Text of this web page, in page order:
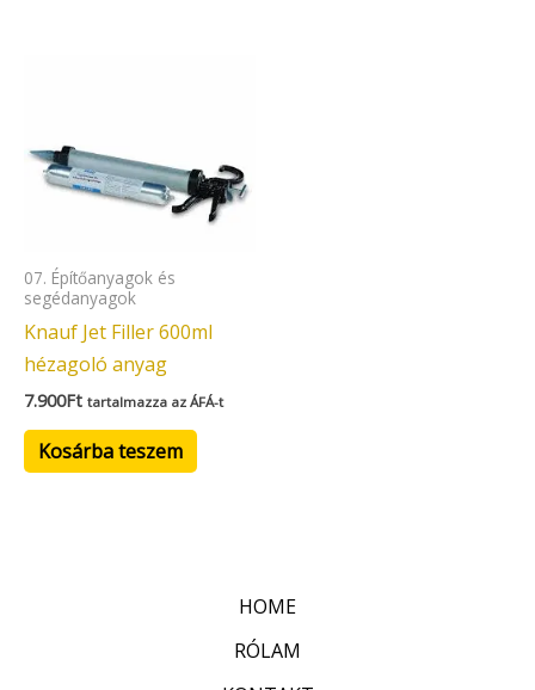
07. Építőanyagok és
segédanyagok
Knauf Jet Filler 600ml
hézagoló anyag
7.900Ft tartalmazza az ÁFÁ-t
Kosárba teszem
HOME
RÓLAM